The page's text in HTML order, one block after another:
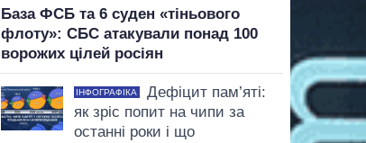
База ФСБ та 6 суден «тіньового
флоту»: СБС атакували понад 100
ворожих цілей росіян
ІНФОГРАФІКА
Дефіцит пам’яті:
як зріс попит на чипи за
останні роки і що